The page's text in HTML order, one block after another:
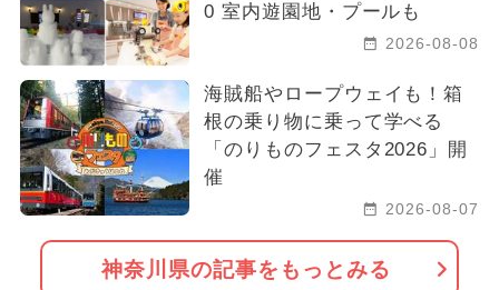
0 室内遊園地・プールも
2026-08-08
海賊船やロープウェイも！箱
根の乗り物に乗って学べる
「のりものフェスタ2026」開
催
2026-08-07
神奈川県の記事をもっとみる